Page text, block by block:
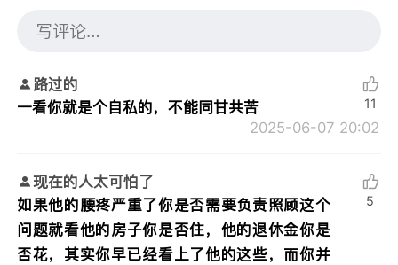
路过的
一看你就是个自私的，不能同甘共苦
2025-06-07 20:02
11
现在的人太可怕了
如果他的腰疼严重了你是否需要负责照顾这个
问题就看他的房子你是否住，他的退休金你是
否花，其实你早已经看上了他的这些，而你并
5